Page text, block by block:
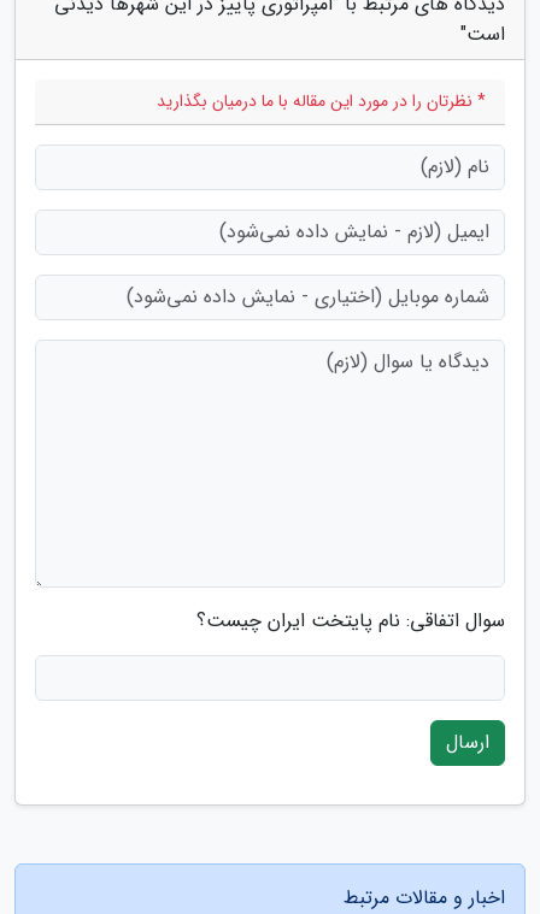
است"
* نظرتان را در مورد این مقاله با ما درمیان بگذارید
سوال اتفاقی: نام پایتخت ایران چیست؟
ارسال
اخبار و مقالات مرتبط